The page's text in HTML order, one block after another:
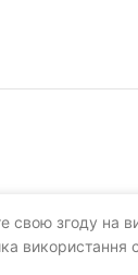
згоду на
використання